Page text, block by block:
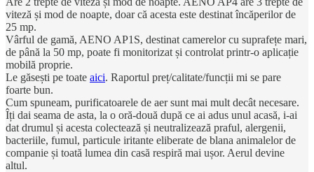
viteză și mod de noapte, doar că acesta este destinat încăperilor de
25 mp.
Vârful de gamă, AENO AP1S, destinat camerelor cu suprafețe mari,
de până la 50 mp, poate fi monitorizat și controlat printr-o aplicație
mobilă proprie.
Le găsești pe toate aici. Raportul preț/calitate/funcții mi se pare
foarte bun.
Cum spuneam, purificatoarele de aer sunt mai mult decât necesare.
Îți dai seama de asta, la o oră-două după ce ai adus unul acasă, i-ai
dat drumul și acesta colectează și neutralizează praful, alergenii,
bacteriile, fumul, particule iritante eliberate de blana animalelor de
companie și toată lumea din casă respiră mai ușor. Aerul devine
altul.